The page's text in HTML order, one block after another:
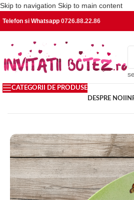
Skip to navigation Skip to main content
Telefon si Whatsapp 0726.88.22.86
CATEGORII DE PRODUSE
DESPRE NOI